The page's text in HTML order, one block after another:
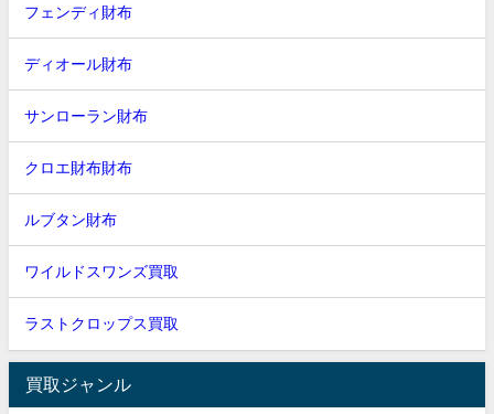
フェンディ財布
ディオール財布
サンローラン財布
クロエ財布財布
ルブタン財布
ワイルドスワンズ買取
ラストクロップス買取
買取ジャンル